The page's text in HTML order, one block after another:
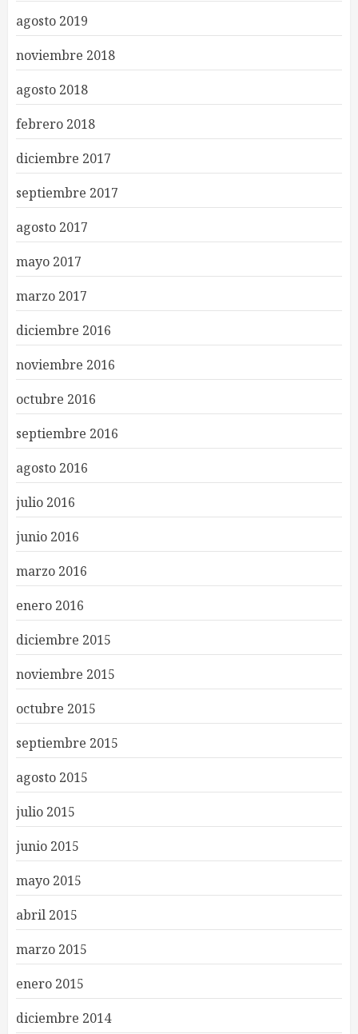
agosto 2019
noviembre 2018
agosto 2018
febrero 2018
diciembre 2017
septiembre 2017
agosto 2017
mayo 2017
marzo 2017
diciembre 2016
noviembre 2016
octubre 2016
septiembre 2016
agosto 2016
julio 2016
junio 2016
marzo 2016
enero 2016
diciembre 2015
noviembre 2015
octubre 2015
septiembre 2015
agosto 2015
julio 2015
junio 2015
mayo 2015
abril 2015
marzo 2015
enero 2015
diciembre 2014